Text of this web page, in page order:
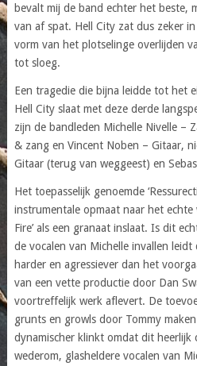
bevalt mij de band echter het beste,
van af spat. Hell City zat dus zeker
vorm van het plotselinge overlijden
tot sloeg.
Een tragedie die bijna leidde tot het
Hell City slaat met deze derde
zijn de bandleden Michelle Nivelle –
& zang en Vincent Noben – Gitaar,
Gitaar (terug van weggeest) en
Het toepasselijk genoemde
instrumentale opmaat naar het echte
Fire’ als een granaat inslaat. Is dit
de vocalen van Michelle invallen
harder en agressiever dan het
van een vette productie door Dan
voortreffelijk werk aflevert. De
grunts en growls door Tommy
dynamischer klinkt omdat dit heerlijk
wederom, glasheldere vocalen van